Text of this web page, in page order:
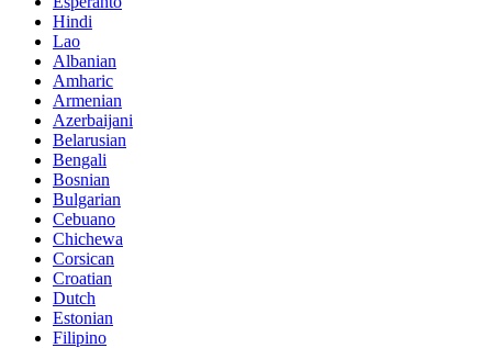
Hindi
Lao
Albanian
Amharic
Armenian
Azerbaijani
Belarusian
Bengali
Bosnian
Bulgarian
Cebuano
Chichewa
Corsican
Croatian
Dutch
Estonian
Filipino